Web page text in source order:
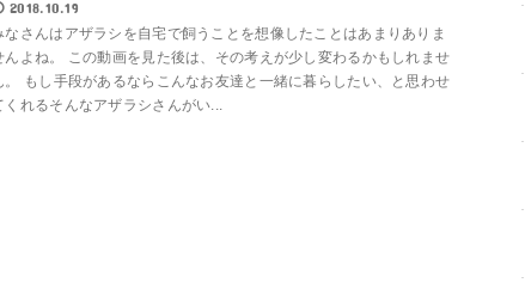
2018.10.19
なさんはアザラシを自宅で飼うことを想像したことはあまりありま
んよね。 この動画を見た後は、その考えが少し変わるかもしれませ
。 もし手段があるならこんなお友達と一緒に暮らしたい、と思わせ
くれるそんなアザラシさんがい...